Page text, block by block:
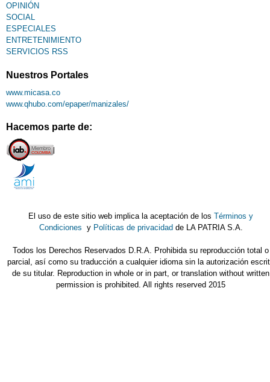
OPINIÓN
SOCIAL
ESPECIALES
ENTRETENIMIENTO
SERVICIOS RSS
Nuestros Portales
www.micasa.co
www.qhubo.com/epaper/manizales/
Hacemos parte de:
El uso de este sitio web implica la aceptación de losTérminos y
Condiciones y Políticas de privacidad de LA PATRIA S.A.
Todos los Derechos Reservados D.R.A. Prohibida su reproducción total o
parcial, así como su traducción a cualquier idioma sin la autorización
de su titular. Reproduction in whole or in part, or translation without written
permission is prohibited. All rights reserved 2015